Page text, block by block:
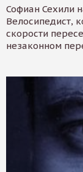
Софиан Сехили
Велосипедист,
скорости
незаконном